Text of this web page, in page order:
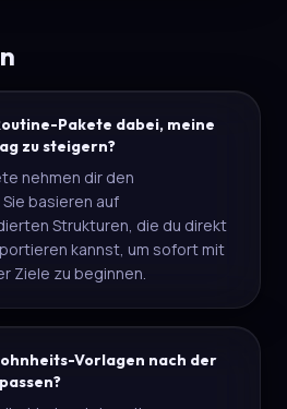
Pakete dabei, meine
zu steigern?
nehmen dir den
basieren auf
Strukturen, die du direkt
kannst, um sofort mit
Ziele zu beginnen.
Vorlagen nach der